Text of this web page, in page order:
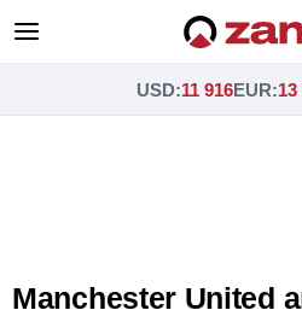
USD:11 916EUR:13
Manchester United